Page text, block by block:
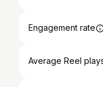
Engagement rate
Average Reel